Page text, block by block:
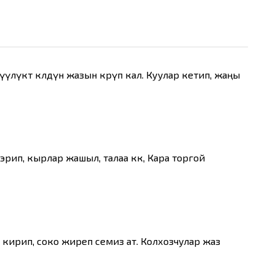
көлдүн жазын көрүп кал. Куулар кетип, жаңы
эрип, кырлар жашыл, талаа көк, Кара торгой
соко жиреп семиз ат. Колхозчулар жаз